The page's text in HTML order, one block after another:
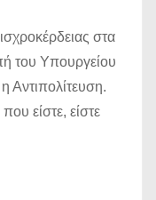
στα
του Υπουργείου
η Αντιπολίτευση.
είστε, είστε